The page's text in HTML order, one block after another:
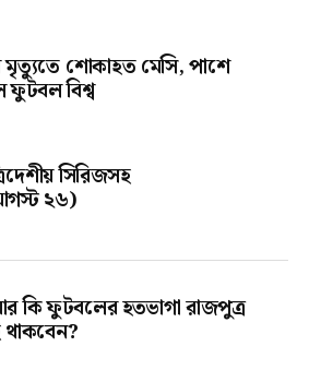
মৃত্যুতে শোকাহত মেসি, পাশে
ফুটবল বিশ্ব
সিরিজসহ
২৬)
কি ফুটবলের হতভাগা রাজপুত্র
থাকবেন?